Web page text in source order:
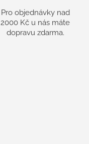
Pro objednávky nad
2000 Kč u nás máte
dopravu zdarma.